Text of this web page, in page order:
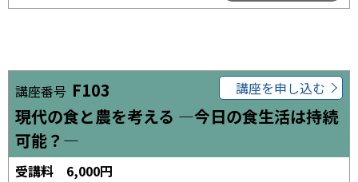
講座番号 F103
現代の食と農を考える ―今日の食生活は持続
可能？―
講座を申し込む
受講料
6,000円